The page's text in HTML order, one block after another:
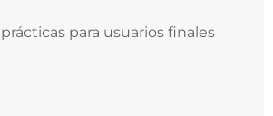
para usuarios finales